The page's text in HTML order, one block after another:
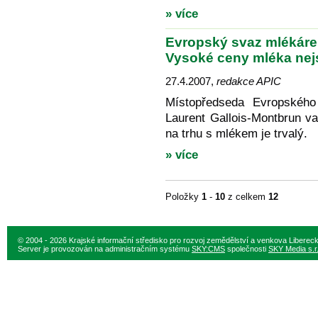
» více
Evropský svaz
Vysoké ceny mléka
27.4.2007, redakce APIC
Místopředseda
Laurent Gallois-Montbrun
na trhu s mlékem je trvalý.
» více
Položky 1 - 10 z celkem 12
© 2004 - 2026 Krajské informační středisko pro rozvoj zemědělství a venkova
Server je provozován na administračním systému SKY:CMS společnosti SKY Media